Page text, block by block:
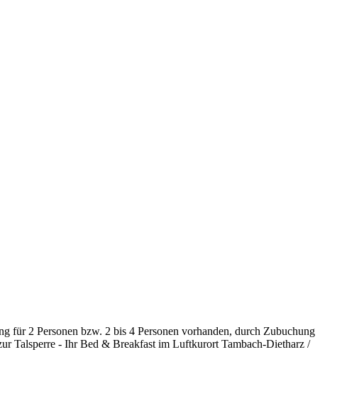
für 2 Personen bzw. 2 bis 4 Personen vorhanden, durch Zubuchung
Talsperre - Ihr Bed & Breakfast im Luftkurort Tambach-Dietharz /